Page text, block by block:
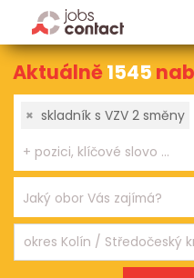
Aktuálně1545
× skladník s VZV 2 směny